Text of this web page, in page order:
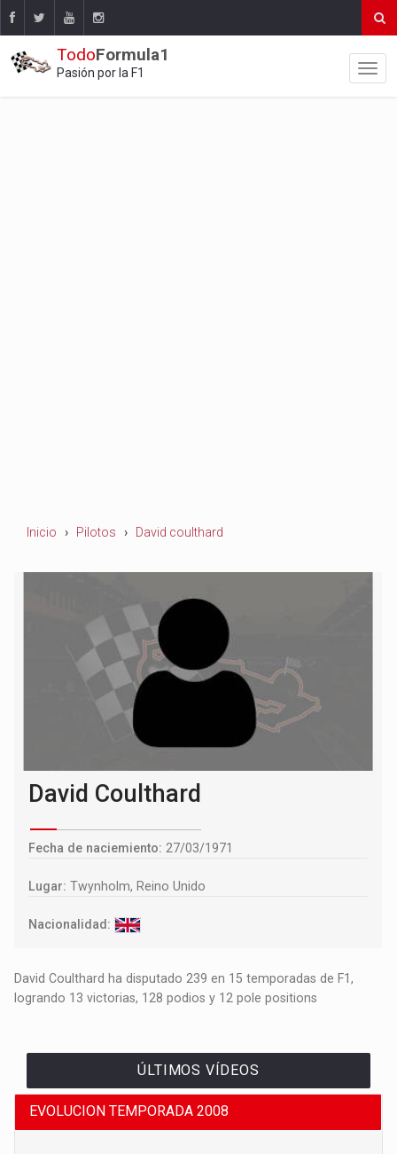
TodoFormula1
Pasión por la F1
Inicio Pilotos David coulthard
David Coulthard
Fecha de naciemiento: 27/03/1971
Lugar: Twynholm, Reino Unido
Nacionalidad:
David Coulthard ha disputado 239 en 15 temporadas de F1,
logrando 13 victorias, 128 podios y 12 pole positions
ÚLTIMOS VÍDEOS
EVOLUCION TEMPORADA 2008